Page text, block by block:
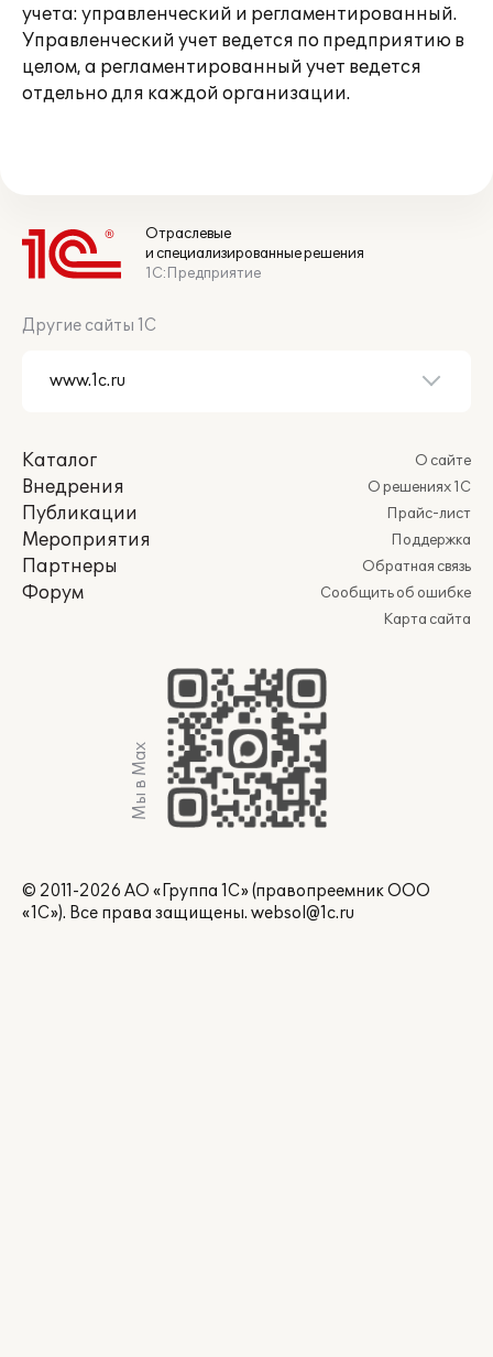
учета: управленческий и регламентированный.
Управленческий учет ведется по предприятию в
целом, а регламентированный учет ведется
отдельно для каждой организации.
Отраслевые
и специализированные решения
1С:Предприятие
Другие сайты 1С
Каталог
Внедрения
Публикации
Мероприятия
Партнеры
Форум
О сайте
О решениях 1С
Прайс-лист
Поддержка
Обратная связь
Сообщить об ошибке
Карта сайта
Мы в Max
© 2011-2026 АО «Группа 1С» (правопреемник ООО
«1С»). Все права защищены. websol@1c.ru